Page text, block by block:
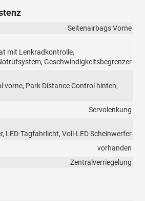
Seitenairbags Vorne
mit Lenkradkontrolle,
Geschwindigkeitsbegrenzer
vorne, Park Distance Control hinten,
Servolenkung
LED-Tagfahrlicht, Voll-LED Scheinwerfer
vorhanden
Zentralverriegelung